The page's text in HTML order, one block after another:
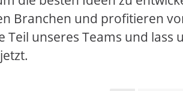
Branchen und profitieren
Teil unseres Teams und